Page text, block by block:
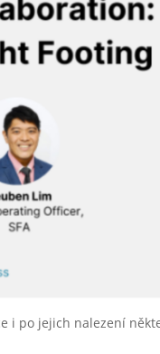
i po jejich nalezení